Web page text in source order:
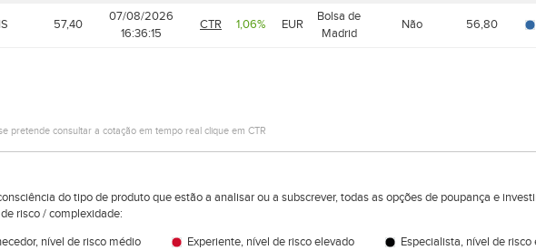
57,40
07/08/2026
16:36:15
CTR 1,06% EUR
Bolsa de
Madrid
Não 56,80
pretende consultar a cotação em tempo real clique em CTR
do tipo de produto que estão a analisar ou a subscrever, todas as opções de poupança e
risco / complexidade:
nível de risco médio Experiente, nível de risco elevado Especialista, nível de